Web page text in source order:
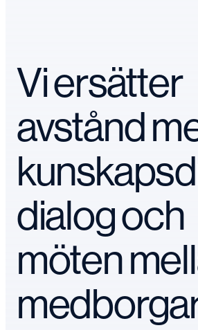
Vi ersätter
avstånd
dialog och
möten